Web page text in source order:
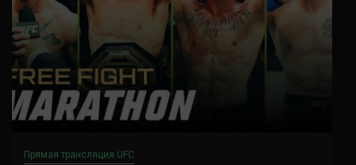
Прямая трансляция UFC